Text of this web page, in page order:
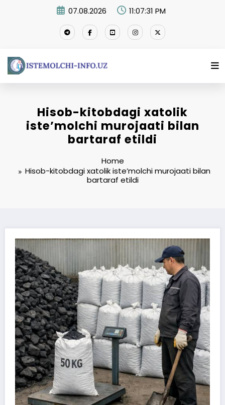
07.08.2026 11:07:32 PM
Hisob-kitobdagi xatolik
iste’molchi murojaati bilan
bartaraf etildi
Home
Hisob-kitobdagi xatolik iste’molchi murojaati bilan
bartaraf etildi